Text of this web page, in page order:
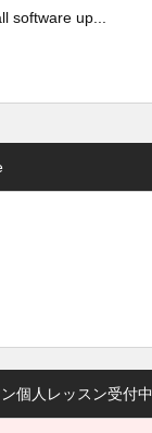
software up...
個人レッスン受付中